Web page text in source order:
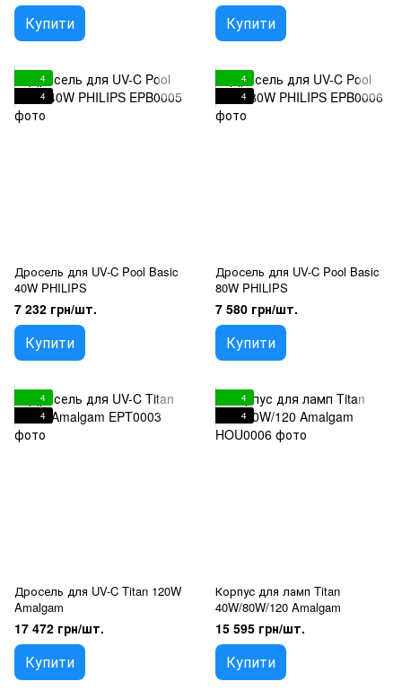
Купити Купити
4
4
Дросель для UV-C Pool Basic
40W PHILIPS
7 232 грн/шт.
Купити
4
4
Дросель для UV-C Pool Basic
80W PHILIPS
7 580 грн/шт.
Купити
4
4
Дросель для UV-C Titan 120W
Amalgam
17 472 грн/шт.
Купити
4
4
Корпус для ламп Titan
40W/80W/120 Amalgam
15 595 грн/шт.
Купити